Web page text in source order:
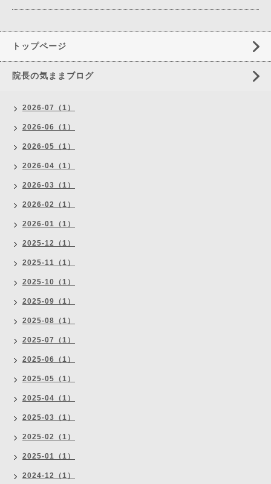
トップページ
院長の気ままブログ
2026-07（1）
2026-06（1）
2026-05（1）
2026-04（1）
2026-03（1）
2026-02（1）
2026-01（1）
2025-12（1）
2025-11（1）
2025-10（1）
2025-09（1）
2025-08（1）
2025-07（1）
2025-06（1）
2025-05（1）
2025-04（1）
2025-03（1）
2025-02（1）
2025-01（1）
2024-12（1）